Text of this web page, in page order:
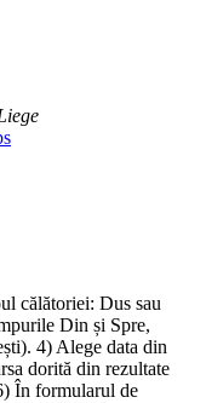
călătoriei: Dus sau
Din și Spre,
4) Alege data din
dorită din rezultate
În formularul de